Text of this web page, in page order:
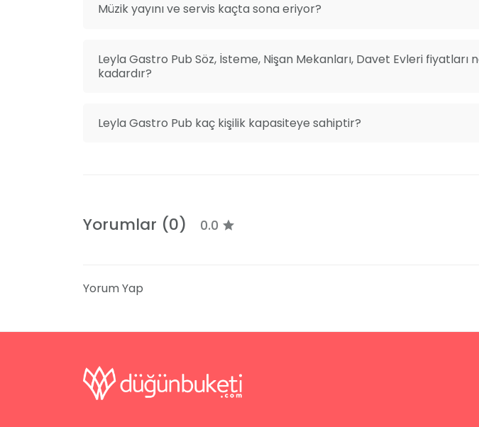
Müzik yayını ve servis kaçta sona eriyor?
Leyla Gastro Pub Söz, İsteme, Nişan Mekanları, Davet Evleri fiyatları
kadardır?
Leyla Gastro Pub kaç kişilik kapasiteye sahiptir?
Yorumlar (0) 0.0
Yorum Yap